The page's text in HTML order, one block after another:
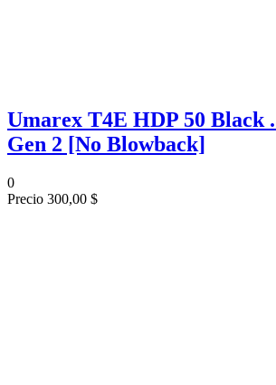
Umarex T4E HDP 50 Black
Gen 2 [No Blowback]
0
Precio 300,00 $